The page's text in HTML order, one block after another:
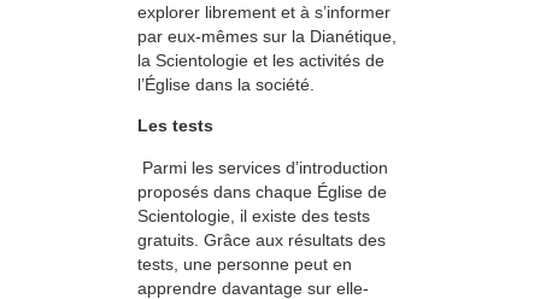
explorer librement et à s’informer
par eux-mêmes sur la Dianétique,
la Scientologie et les activités de
l’Église dans la société.
Les tests
Parmi les services d’introduction
proposés dans chaque Église de
Scientologie, il existe des tests
gratuits. Grâce aux résultats des
tests, une personne peut en
apprendre davantage sur elle-